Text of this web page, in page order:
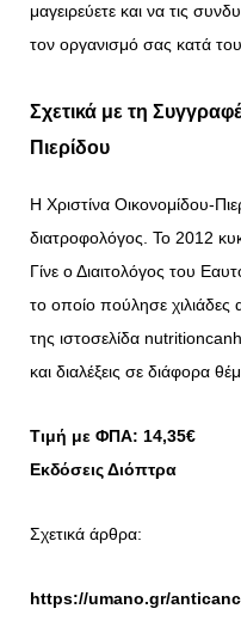
μαγειρεύετε και να τις
τον οργανισμό σας κατά
Σχετικά με τη
Πιερίδου
Η Χριστίνα Οικονομίδου-
διατροφολόγος. Το 2012
Γίνε ο Διαιτολόγος του
το οποίο πούλησε χιλιάδες
της ιστοσελίδα
και διαλέξεις σε διάφορα
Τιμή με ΦΠΑ: 14,35€
Εκδόσεις Διόπτρα
Σχετικά άρθρα:
https://umano.gr/